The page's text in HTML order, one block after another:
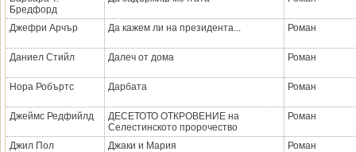
Бредфорд
Джефри Арчър Да кажем ли на президента... Роман
Даниел Стийл Далеч от дома Роман
Нора Робъртс Дарбата Роман
Джеймс Редфийлд
ДЕСЕТОТО ОТКРОВЕНИЕ на
Селестинското пророчество
Роман
Джил Пол Джаки и Мария Роман